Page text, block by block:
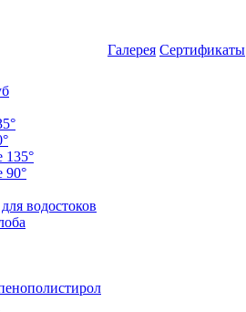
135°
90°
водостоков
Галерея Сертификаты